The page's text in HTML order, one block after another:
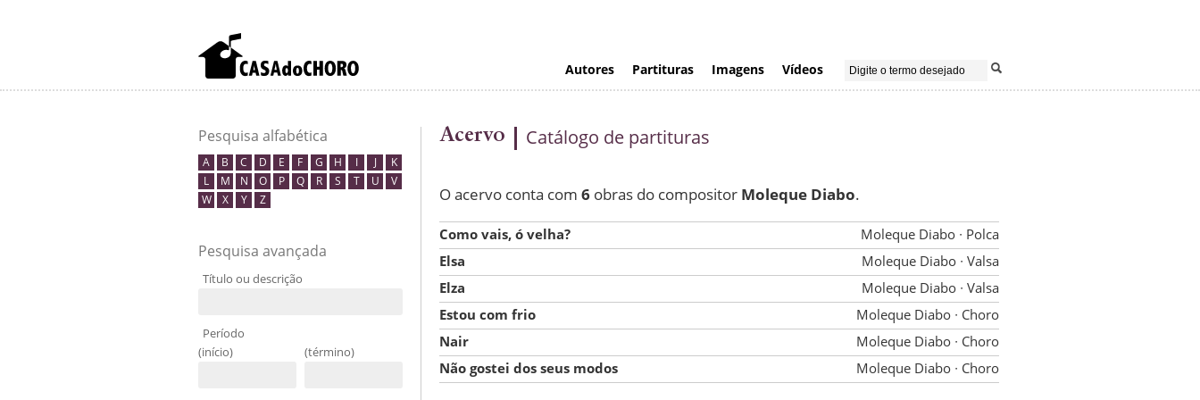
Autores Partituras Imagens Vídeos
Pesquisa alfabética
A B C D E F G H I J
K
L
M N O P Q R S T U
V
W
X Y Z
Pesquisa avançada
Título ou descrição
Período
(início)
(término)
Acervo Catálogo de partituras
O acervo conta com 6 obras do compositor Moleque Diabo.
Como vais, ó velha? Moleque Diabo ∙ Polca
Elsa
Moleque Diabo ∙ Valsa
Elza
Moleque Diabo ∙ Valsa
Estou com frio
Moleque Diabo ∙ Choro
Nair
Moleque Diabo ∙ Choro
Não gostei dos seus modos
Moleque Diabo ∙ Choro